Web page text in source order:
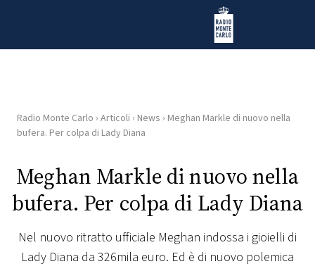
Radio Monte Carlo
HOME
RADIO
WEB
PLAYLIST
Radio Monte Carlo › Articoli › News › Meghan Markle di nuovo nella
bufera. Per colpa di Lady Diana
Meghan Markle di nuovo nella
bufera. Per colpa di Lady Diana
Nel nuovo ritratto ufficiale Meghan indossa i gioielli di
Lady Diana da 326mila euro. Ed è di nuovo polemica